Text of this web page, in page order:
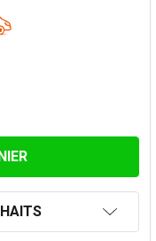
ANTI-VENT
DE CHAPEAU